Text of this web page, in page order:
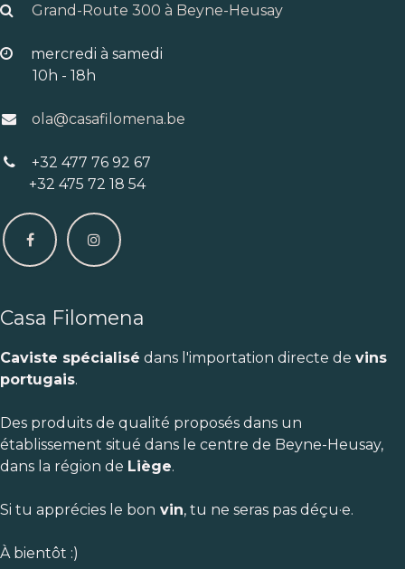
Grand-Route 300 à Beyne-Heusay
mercredi à samedi
10h - 18h
ola@casafilomena.be
+32 477 76 92 67
+32 475 72 18 54
Casa Filomena
Caviste spécialisé dans l'importation directe de vins
portugais.
Des produits de qualité proposés dans un
établissement situé dans le centre de Beyne-Heusay,
dans la région de Liège.
Si tu apprécies le bon vin, tu ne seras pas déçu·e.
À bientôt :)